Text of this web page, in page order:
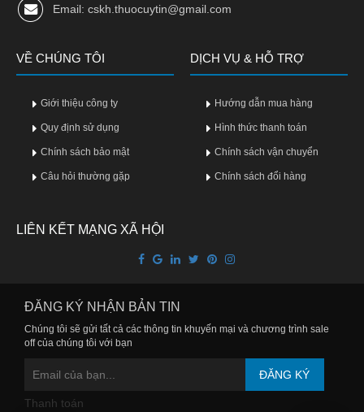
Email: cskh.thuocuytin@gmail.com
VỀ CHÚNG TÔI
Giới thiệu công ty
Quy định sử dụng
Chính sách bảo mật
Câu hỏi thường gặp
DỊCH VỤ & HỖ TRỢ
Hướng dẫn mua hàng
Hình thức thanh toán
Chính sách vận chuyển
Chính sách đổi hàng
LIÊN KẾT MẠNG XÃ HỘI
ĐĂNG KÝ NHẬN BẢN TIN
Chúng tôi sẽ gửi tất cả các thông tin khuyến mại và chương trình sale
off của chúng tôi với bạn
ĐĂNG KÝ
Thanh toán